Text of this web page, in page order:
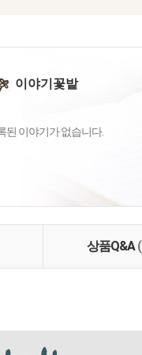
이야기꽃밭
된 이야기가 없습니다.
상품Q&A